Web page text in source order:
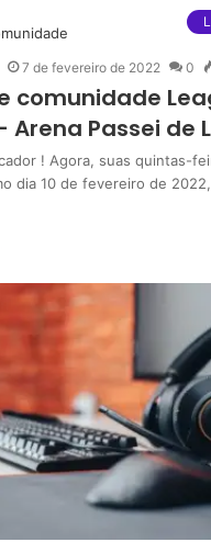
7 de fevereiro de 2022 0
comunidade
Arena Passei de
! Agora, suas quintas-
dia 10 de fevereiro de